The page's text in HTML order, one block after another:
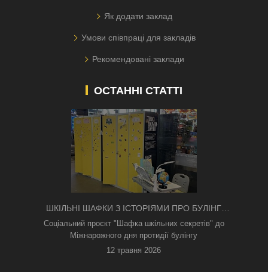
Як додати заклад
Умови співпраці для закладів
Рекомендовані заклади
ОСТАННІ СТАТТІ
ШКІЛЬНІ ШАФКИ З ІСТОРІЯМИ ПРО БУЛІНГ
З'ЯВИЛИСЯ В КИЄВІ
Соціальний проєкт "Шафка шкільних секретів" до
Міжнарожного дня протидії булінгу
12 травня 2026